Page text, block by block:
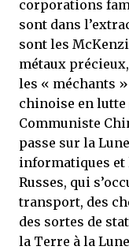
corporations
sont dans
sont les
métaux
les « méchants
chinoise en
Communiste
passe sur la
informatiques et
Russes, qui
transport, des
des sortes de
la Terre à la